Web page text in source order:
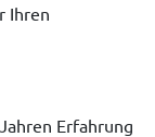
Ihren
Erfahrung